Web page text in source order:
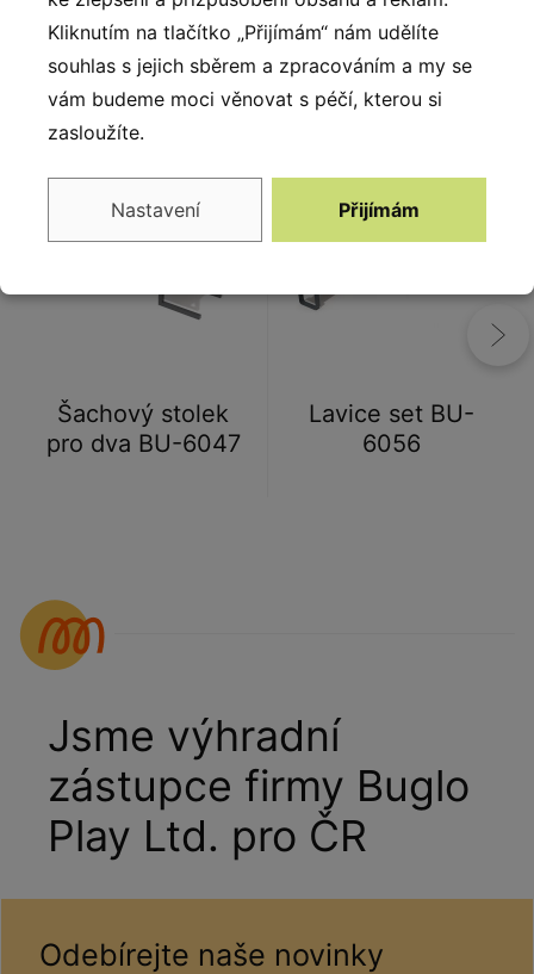
Alternativy
Šachový stolek
pro dva BU-6047
Lavice set BU-
6056
Jsme výhradní
zástupce firmy Buglo
Play Ltd. pro ČR
Odebírejte naše novinky
Kliknutím na tlačítko „Přijímám“ nám udělíte
souhlas s jejich sběrem a zpracováním a my se
vám budeme moci věnovat s péčí, kterou si
zasloužíte.
Nastavení Přijímám